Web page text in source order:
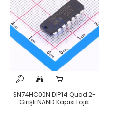
SN74HC00N DIP14 Quad 2-
Girişli NAND Kapısı Lojik